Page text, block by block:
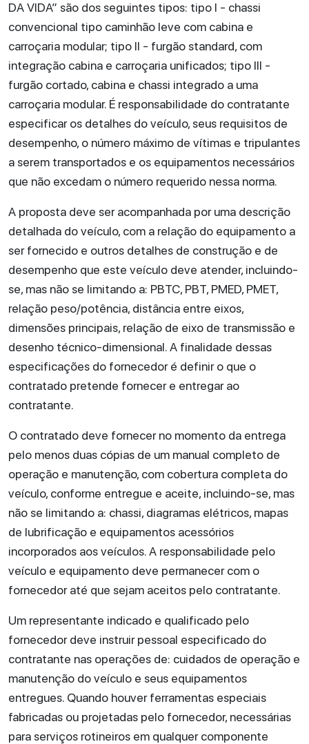
DA VIDA” são dos seguintes tipos: tipo I - chassi
convencional tipo caminhão leve com cabina e
carroçaria modular; tipo II - furgão standard, com
integração cabina e carroçaria unificados; tipo III -
furgão cortado, cabina e chassi integrado a uma
carroçaria modular. É responsabilidade do contratante
especificar os detalhes do veículo, seus requisitos de
desempenho, o número máximo de vítimas e tripulantes
a serem transportados e os equipamentos necessários
que não excedam o número requerido nessa norma.
A proposta deve ser acompanhada por uma descrição
detalhada do veículo, com a relação do equipamento a
ser fornecido e outros detalhes de construção e de
desempenho que este veículo deve atender, incluindo-
se, mas não se limitando a: PBTC, PBT, PMED, PMET,
relação peso/potência, distância entre eixos,
dimensões principais, relação de eixo de transmissão e
desenho técnico-dimensional. A finalidade dessas
especificações do fornecedor é definir o que o
contratado pretende fornecer e entregar ao
contratante.
O contratado deve fornecer no momento da entrega
pelo menos duas cópias de um manual completo de
operação e manutenção, com cobertura completa do
veículo, conforme entregue e aceite, incluindo-se, mas
não se limitando a: chassi, diagramas elétricos, mapas
de lubrificação e equipamentos acessórios
incorporados aos veículos. A responsabilidade pelo
veículo e equipamento deve permanecer com o
fornecedor até que sejam aceitos pelo contratante.
Um representante indicado e qualificado pelo
fornecedor deve instruir pessoal especificado do
contratante nas operações de: cuidados de operação e
manutenção do veículo e seus equipamentos
entregues. Quando houver ferramentas especiais
fabricadas ou projetadas pelo fornecedor, necessárias
para serviços rotineiros em qualquer componente